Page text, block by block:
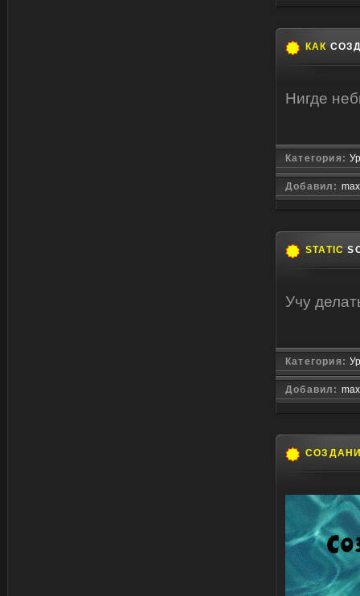
КАК
Нигде
Категория:
Добавил:
STATIC
Учу
Категория:
Добавил: